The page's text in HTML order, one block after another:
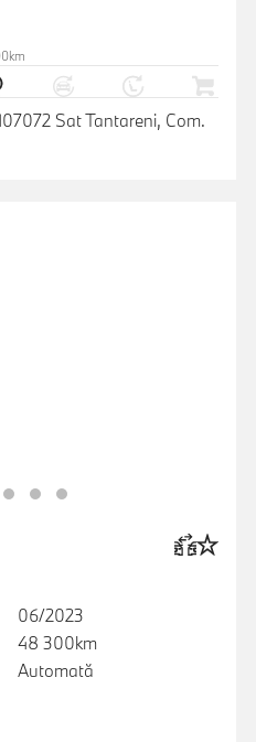
Sat Tantareni, Com.
06/2023
48 300km
Automată